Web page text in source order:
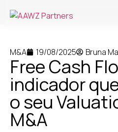
M&A 19/08/2025 Bruna
Free Cash
indicador
o seu
M&A